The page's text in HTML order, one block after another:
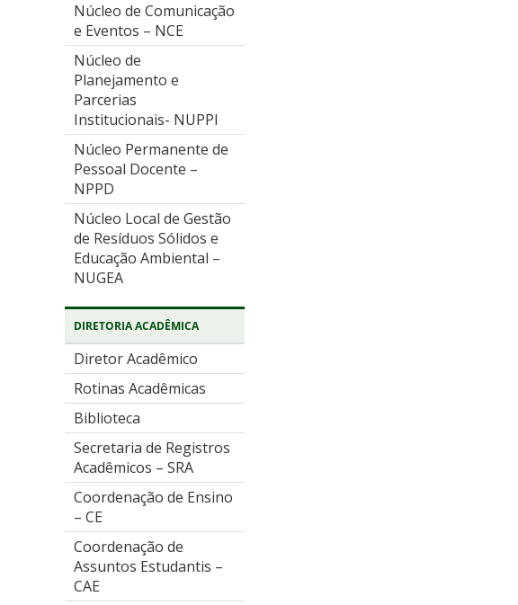
Núcleo de Comunicação
e Eventos – NCE
Núcleo de
Planejamento e
Parcerias
Institucionais- NUPPI
Núcleo Permanente de
Pessoal Docente –
NPPD
Núcleo Local de Gestão
de Resíduos Sólidos e
Educação Ambiental –
NUGEA
DIRETORIA ACADÊMICA
Diretor Acadêmico
Rotinas Acadêmicas
Biblioteca
Secretaria de Registros
Acadêmicos – SRA
Coordenação de Ensino
– CE
Coordenação de
Assuntos Estudantis –
CAE